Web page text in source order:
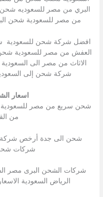
البري من مصر للسعوديه
من مصر للسعودية شحن
افضل شركة شحن للسعودية
العفش من مصر للسعودية
الاثاث من مصر الى
شركة شحن إلى
اسعار
شحن سريع من مصر للسعودية
من
شحن الى جدة أرخص
شركات
شركات الشحن البرى مصر
الرياض السعودية